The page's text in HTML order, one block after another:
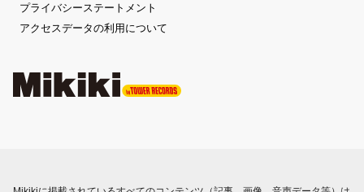
プライバシーステートメント
アクセスデータの利用について